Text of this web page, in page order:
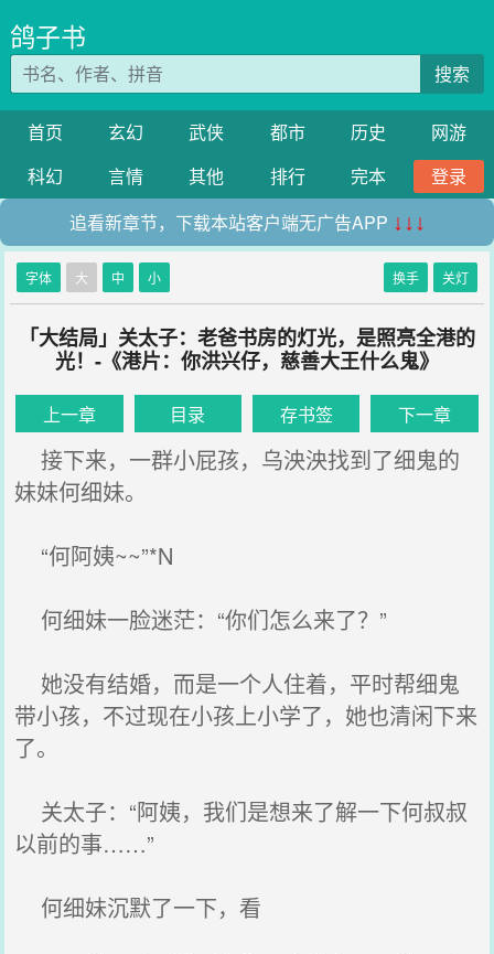
鸽子书
搜索
首页 玄幻 武侠 都市 历史
网游
科幻
言情 其他 排行 完本
登录
追看新章节，下载本站客户端无广告APP ↓↓↓
字体 大 中 小 换手 关灯
「大结局」关太子：老爸书房的灯光，是照亮全港的
光！-《港片：你洪兴仔，慈善大王什么鬼》
上一章 目录 存书签 下一章
接下来，一群小屁孩，乌泱泱找到了细鬼的
妹妹何细妹。
“何阿姨~~”*N
何细妹一脸迷茫：“你们怎么来了？”
她没有结婚，而是一个人住着，平时帮细鬼
带小孩，不过现在小孩上小学了，她也清闲下来
了。
关太子：“阿姨，我们是想来了解一下何叔叔
以前的事……”
何细妹沉默了一下，看